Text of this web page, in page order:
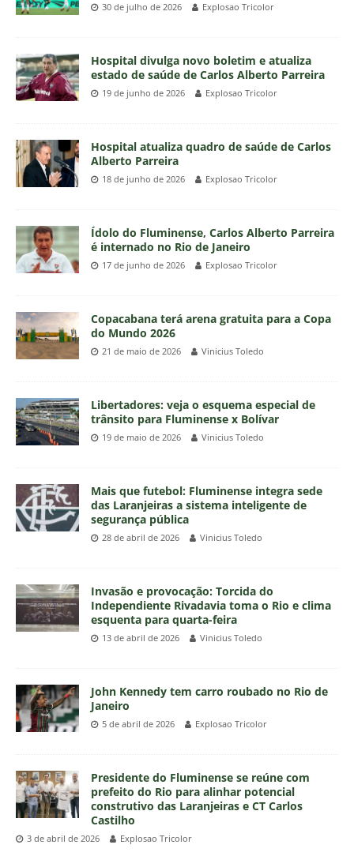
30 de julho de 2026 Explosao Tricolor
Hospital divulga novo boletim e atualiza
estado de saúde de Carlos Alberto Parreira
19 de junho de 2026 Explosao Tricolor
Hospital atualiza quadro de saúde de Carlos
Alberto Parreira
18 de junho de 2026 Explosao Tricolor
Ídolo do Fluminense, Carlos Alberto Parreira
é internado no Rio de Janeiro
17 de junho de 2026 Explosao Tricolor
Copacabana terá arena gratuita para a Copa
do Mundo 2026
21 de maio de 2026 Vinicius Toledo
Libertadores: veja o esquema especial de
trânsito para Fluminense x Bolívar
19 de maio de 2026 Vinicius Toledo
Mais que futebol: Fluminense integra sede
das Laranjeiras a sistema inteligente de
segurança pública
28 de abril de 2026 Vinicius Toledo
Invasão e provocação: Torcida do
Independiente Rivadavia toma o Rio e clima
esquenta para quarta-feira
13 de abril de 2026 Vinicius Toledo
John Kennedy tem carro roubado no Rio de
Janeiro
5 de abril de 2026 Explosao Tricolor
Presidente do Fluminense se reúne com
prefeito do Rio para alinhar potencial
construtivo das Laranjeiras e CT Carlos
Castilho
3 de abril de 2026 Explosao Tricolor